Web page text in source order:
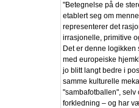
"Betegnelse på de
etablert seg om
representerer det
irrasjonelle, primitive
Det er denne
med europeiske
jo blitt langt bedre i
samme kulturelle
"sambafotballen", selv
forkledning – og har